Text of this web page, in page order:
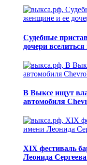
Судебные
дочери
В Выксе ищут
автомобиля
XIX фестиваль
Леонида